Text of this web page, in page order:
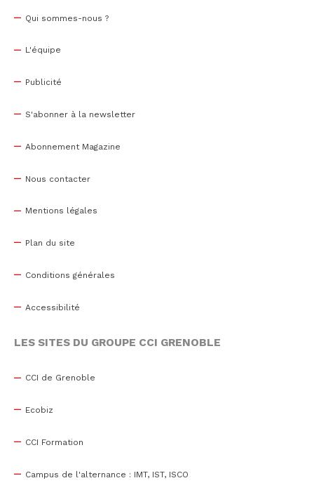
Qui sommes-nous ?
L'équipe
Publicité
S'abonner à la newsletter
Abonnement Magazine
Nous contacter
Mentions légales
Plan du site
Conditions générales
Accessibilité
LES SITES DU GROUPE CCI GRENOBLE
CCI de Grenoble
Ecobiz
CCI Formation
Campus de l'alternance : IMT, IST, ISCO